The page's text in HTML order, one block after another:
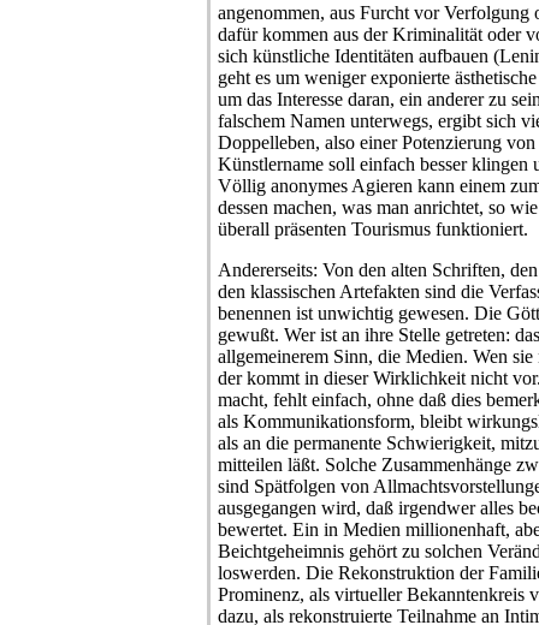
angenommen, aus Furcht vor
dafür kommen aus der Kriminalität oder
sich künstliche Identitäten aufbauen
geht es um weniger exponierte
um das Interesse daran, ein anderer zu
falschem Namen unterwegs, ergibt sich
Doppelleben, also einer Potenzierung
Künstlername soll einfach besser klingen
Völlig anonymes Agieren kann einem
dessen machen, was man anrichtet, so
überall präsenten Tourismus funktioniert.
Andererseits: Von den alten Schriften,
den klassischen Artefakten sind die
benennen ist unwichtig gewesen. Die
gewußt. Wer ist an ihre Stelle getreten:
allgemeinerem Sinn, die Medien. Wen
der kommt in dieser Wirklichkeit nicht
macht, fehlt einfach, ohne daß dies
als Kommunikationsform, bleibt
als an die permanente Schwierigkeit,
mitteilen läßt. Solche Zusammenhänge
sind Spätfolgen von
ausgegangen wird, daß irgendwer alles
bewertet. Ein in Medien millionenhaft,
Beichtgeheimnis gehört zu solchen
loswerden. Die Rekonstruktion der
Prominenz, als virtueller Bekanntenkreis
dazu, als rekonstruierte Teilnahme an